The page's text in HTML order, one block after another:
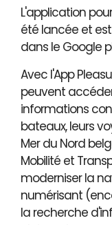
L'application
été lancée et
dans le Google
Avec l'App
peuvent
informations
bateaux, leurs
Mer du Nord
Mobilité et
moderniser la
numérisant
la recherche